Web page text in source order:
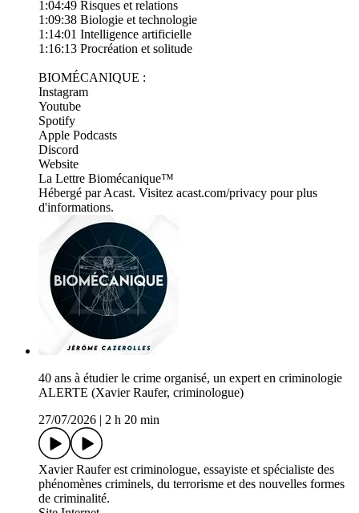
1:04:49 Risques et relations
1:09:38 Biologie et technologie
1:14:01 Intelligence artificielle
1:16:13 Procréation et solitude
BIOMÉCANIQUE :
​⁠⁠⁠⁠⁠⁠⁠⁠⁠⁠⁠⁠⁠⁠⁠⁠⁠⁠⁠⁠⁠⁠⁠⁠⁠⁠⁠⁠⁠⁠⁠⁠⁠⁠⁠⁠⁠⁠⁠⁠⁠⁠⁠⁠⁠⁠⁠⁠⁠⁠⁠⁠⁠⁠⁠⁠⁠⁠⁠⁠⁠⁠⁠⁠⁠⁠⁠⁠⁠⁠⁠⁠⁠⁠⁠⁠⁠⁠⁠⁠⁠⁠⁠⁠⁠⁠⁠⁠⁠⁠⁠⁠⁠⁠⁠⁠⁠⁠⁠⁠⁠⁠⁠⁠⁠⁠⁠⁠⁠⁠⁠⁠⁠⁠⁠⁠⁠⁠⁠⁠⁠⁠⁠⁠⁠⁠⁠⁠⁠⁠⁠⁠⁠⁠⁠⁠⁠⁠⁠⁠⁠⁠⁠⁠⁠⁠⁠Instagram⁠⁠⁠⁠⁠⁠⁠⁠⁠⁠⁠⁠⁠⁠⁠⁠⁠⁠⁠⁠⁠⁠⁠⁠⁠⁠⁠⁠⁠⁠⁠⁠⁠⁠⁠⁠⁠⁠⁠⁠⁠⁠⁠⁠⁠⁠⁠⁠⁠⁠
⁠⁠⁠⁠⁠⁠⁠⁠⁠⁠⁠⁠⁠⁠⁠⁠⁠⁠⁠⁠⁠⁠⁠​⁠⁠⁠⁠⁠⁠⁠⁠⁠⁠⁠⁠⁠⁠⁠⁠⁠⁠⁠⁠⁠⁠Youtube⁠⁠⁠⁠⁠⁠⁠⁠⁠⁠⁠⁠⁠⁠⁠⁠⁠⁠⁠⁠⁠⁠⁠⁠⁠⁠⁠⁠⁠⁠⁠⁠⁠⁠⁠⁠⁠⁠⁠⁠⁠⁠⁠⁠⁠⁠⁠⁠⁠⁠
⁠⁠⁠⁠⁠⁠⁠⁠⁠⁠⁠⁠⁠⁠⁠⁠⁠⁠⁠⁠⁠⁠⁠​⁠⁠⁠⁠⁠⁠⁠⁠⁠⁠⁠⁠⁠⁠⁠⁠⁠⁠⁠⁠⁠⁠⁠⁠⁠⁠Spotify⁠⁠⁠⁠⁠⁠⁠⁠⁠⁠⁠⁠⁠⁠⁠⁠⁠⁠⁠⁠⁠⁠⁠⁠⁠⁠⁠⁠⁠⁠⁠⁠⁠⁠⁠⁠⁠⁠⁠⁠⁠⁠⁠⁠⁠⁠⁠⁠⁠
​⁠⁠⁠⁠⁠⁠⁠⁠⁠⁠⁠⁠⁠⁠⁠⁠⁠⁠⁠⁠⁠⁠⁠⁠⁠⁠⁠⁠⁠⁠⁠⁠⁠⁠⁠⁠⁠⁠⁠⁠⁠⁠⁠⁠⁠Apple Podcasts⁠⁠⁠⁠⁠⁠⁠⁠⁠⁠⁠⁠⁠⁠⁠⁠⁠⁠⁠⁠⁠⁠⁠⁠⁠⁠⁠⁠⁠⁠⁠⁠⁠⁠⁠⁠⁠⁠⁠⁠⁠⁠⁠⁠⁠⁠⁠⁠⁠
​⁠⁠⁠⁠⁠⁠⁠⁠⁠⁠⁠⁠⁠⁠⁠⁠⁠⁠⁠⁠⁠⁠⁠⁠⁠⁠⁠⁠⁠⁠⁠⁠⁠⁠⁠⁠⁠⁠⁠⁠⁠⁠⁠⁠⁠⁠⁠⁠Discord⁠⁠⁠⁠⁠⁠⁠⁠⁠⁠⁠⁠⁠⁠⁠⁠⁠⁠⁠⁠⁠⁠⁠⁠⁠⁠⁠⁠⁠⁠⁠⁠⁠⁠⁠⁠⁠⁠⁠⁠⁠⁠⁠⁠⁠⁠⁠⁠
​⁠⁠⁠⁠⁠⁠⁠⁠⁠⁠⁠⁠⁠⁠⁠⁠⁠⁠⁠⁠⁠⁠⁠⁠⁠⁠⁠⁠⁠⁠⁠⁠⁠⁠⁠⁠⁠⁠⁠⁠⁠⁠⁠⁠⁠⁠⁠⁠Website⁠⁠⁠⁠⁠⁠⁠⁠⁠⁠⁠⁠⁠⁠⁠⁠⁠⁠⁠⁠⁠⁠⁠⁠⁠⁠⁠⁠⁠⁠⁠⁠⁠⁠⁠⁠⁠⁠⁠⁠⁠⁠⁠⁠⁠⁠⁠⁠
⁠⁠⁠⁠​⁠⁠⁠⁠⁠⁠⁠⁠⁠⁠⁠⁠⁠⁠⁠⁠⁠⁠⁠⁠⁠⁠⁠⁠⁠⁠⁠⁠⁠⁠⁠⁠⁠⁠⁠⁠⁠⁠⁠⁠⁠⁠⁠⁠​⁠⁠⁠⁠⁠⁠⁠⁠⁠⁠⁠⁠⁠⁠⁠⁠⁠⁠⁠⁠⁠⁠⁠⁠⁠⁠⁠⁠⁠⁠⁠⁠⁠⁠⁠⁠⁠⁠⁠⁠⁠⁠⁠⁠⁠⁠⁠La Lettre Biomécanique⁠⁠⁠⁠⁠⁠⁠⁠⁠⁠⁠⁠⁠⁠⁠⁠⁠⁠⁠⁠⁠⁠⁠⁠⁠⁠⁠⁠⁠⁠⁠⁠⁠⁠⁠⁠⁠⁠⁠⁠⁠⁠⁠⁠⁠⁠⁠⁠⁠™
Hébergé par Acast. Visitez acast.com/privacy pour plus
d'informations.
40 ans à étudier le crime organisé, un expert en criminologie
ALERTE (Xavier Raufer, criminologue)
27/07/2026
2 h 20 min
Xavier Raufer est criminologue, essayiste et spécialiste des
phénomènes criminels, du terrorisme et des nouvelles formes
de criminalité.